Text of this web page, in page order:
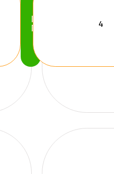
Köp
Nu